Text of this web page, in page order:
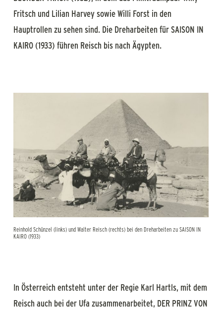
Fritsch und Lilian Harvey sowie Willi Forst in den
Hauptrollen zu sehen sind. Die Dreharbeiten für SAISON IN
KAIRO (1933) führen Reisch bis nach Ägypten.
Reinhold Schünzel (links) und Walter Reisch (rechts) bei den Dreharbeiten zu SAISON IN
KAIRO (1933)
In Österreich entsteht unter der Regie Karl Hartls, mit dem
Reisch auch bei der Ufa zusammenarbeitet, DER PRINZ VON